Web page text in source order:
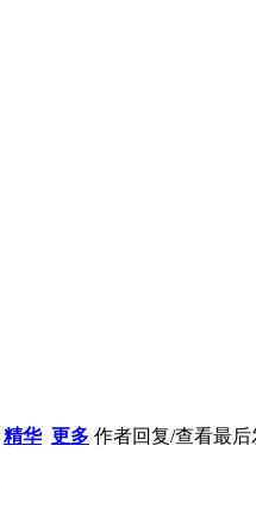
精华 更多 作者回复/查看最后